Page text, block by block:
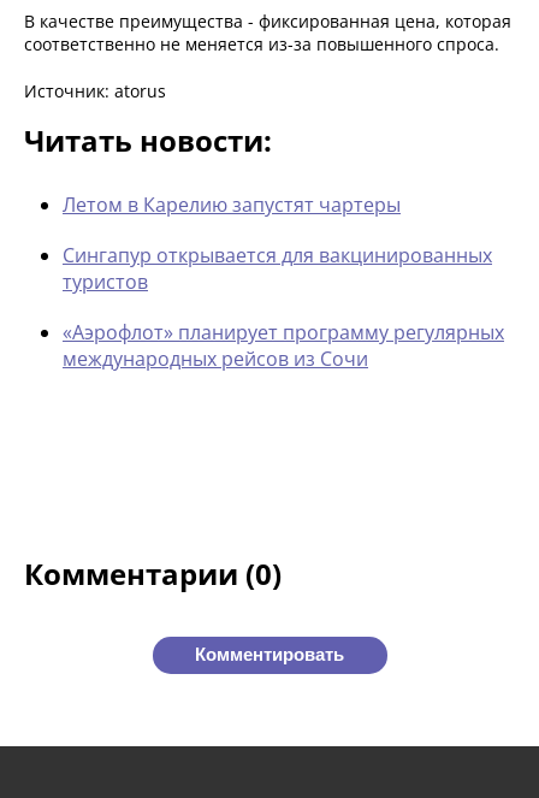
В качестве преимущества - фиксированная цена, которая
соответственно не меняется из-за повышенного спроса.
Источник: atorus
Читать новости:
Летом в Карелию запустят чартеры
Сингапур открывается для вакцинированных
туристов
«Аэрофлот» планирует программу регулярных
международных рейсов из Сочи
Комментарии (0)
Комментировать